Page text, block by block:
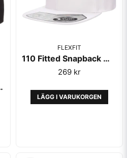
fråga
- Flexfit
FLEXFIT
110 Fitted Snapback White - Flexfit
269 kr
LÄGG I VARUKORGEN